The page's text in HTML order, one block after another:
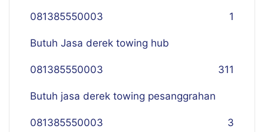
081385550003 1
Butuh Jasa derek towing hub
081385550003 311
Butuh jasa derek towing pesanggrahan
081385550003 3